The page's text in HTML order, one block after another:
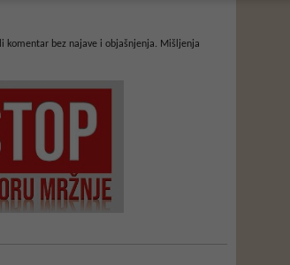
komentar bez najave i objašnjenja. Mišljenja